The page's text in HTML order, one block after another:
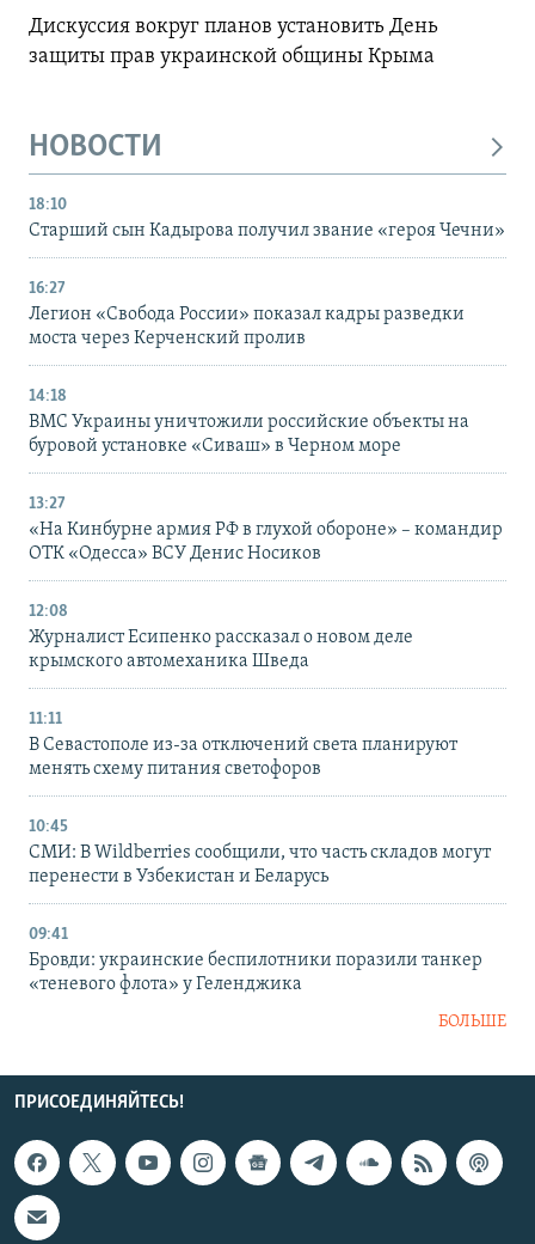
Дискуссия вокруг планов установить День
защиты прав украинской общины Крыма
НОВОСТИ
18:10
Старший сын Кадырова получил звание «героя Чечни»
16:27
Легион «Свобода России» показал кадры разведки
моста через Керченский пролив
14:18
ВМС Украины уничтожили российские объекты на
буровой установке «Сиваш» в Черном море
13:27
«На Кинбурне армия РФ в глухой обороне» – командир
ОТК «Одесса» ВСУ Денис Носиков
12:08
Журналист Есипенко рассказал о новом деле
крымского автомеханика Шведа
11:11
В Севастополе из-за отключений света планируют
менять схему питания светофоров
10:45
СМИ: В Wildberries сообщили, что часть складов могут
перенести в Узбекистан и Беларусь
09:41
Бровди: украинские беспилотники поразили танкер
«теневого флота» у Геленджика
БОЛЬШЕ
ПРИСОЕДИНЯЙТЕСЬ!